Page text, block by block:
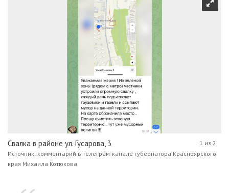
Свалка в районе ул. Гусарова, 3
Источник: комментарий в телеграм-канале губернатора Красноярского
края Михаила Котюкова
1 из 2